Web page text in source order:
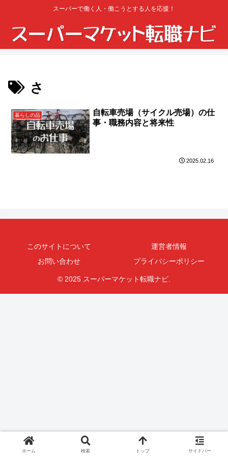
スーパーで働く人・働こうとする人を応援！
さ
暮らしの品
自転車売場（サイクル売場）の仕
事・職務内容と将来性
2025.02.16
このサイトについて
運営者情報
お問い合わせ
プライバシーポリシー
© 2025 スーパーマケット転職ナビ.
ホーム 検索 トップ サイドバー